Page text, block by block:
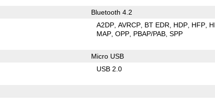
Bluetooth 4.2
A2DP AVRCP BT EDR HDP HFP
MAP OPP PBAP/PAB SPP
Micro USB
USB 2.0